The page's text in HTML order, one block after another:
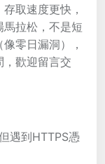
取速度更快，
拉松，不是短
零日漏洞），
歡迎留言交
遇到HTTPS憑